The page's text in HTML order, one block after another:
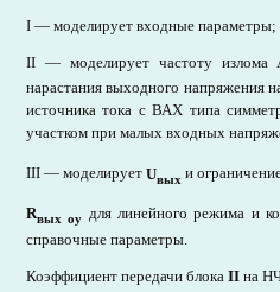
I — моделирует входные параметры;
II — моделирует частоту
нарастания выходного напряжения
источника тока с ВАХ типа
участком при малых входных
III — моделирует Uвых и
Rвыx оу для линейного режима и
справочные параметры.
Коэффициент передачи блока II на